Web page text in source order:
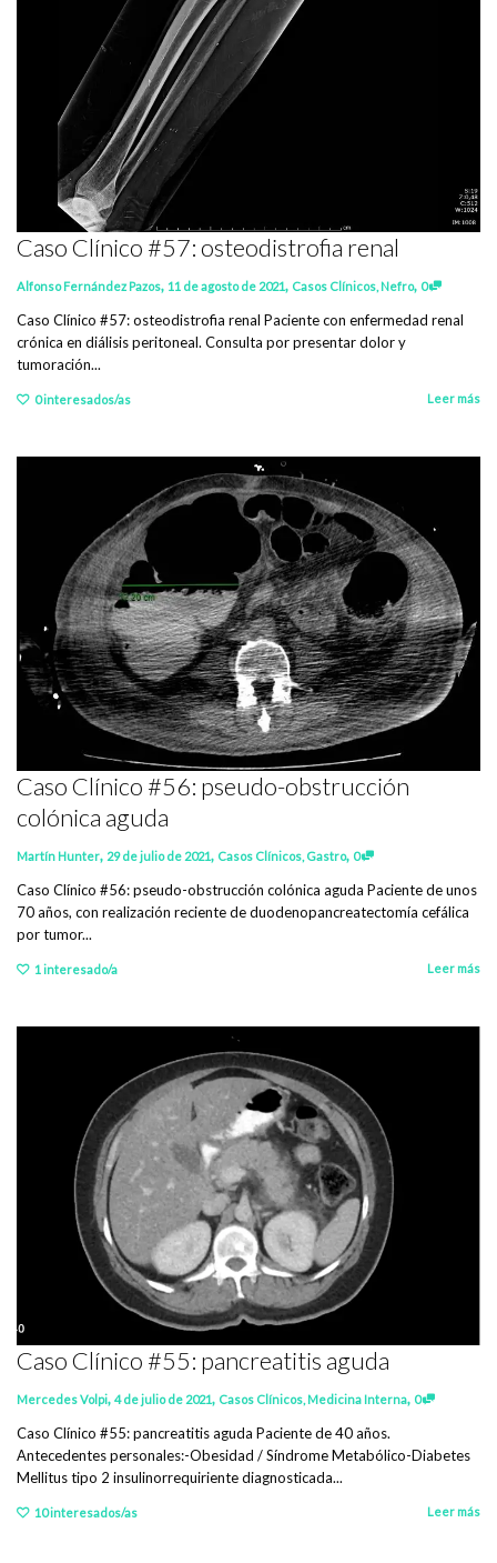
Caso Clínico #57: osteodistrofia renal
Alfonso Fernández Pazos, 11 de agosto de 2021, Casos Clínicos, Nefro, 0
Caso Clínico #57: osteodistrofia renal Paciente con enfermedad renal
crónica en diálisis peritoneal. Consulta por presentar dolor y
tumoración...
0interesados/as Leer más
Caso Clínico #56: pseudo-obstrucción
colónica aguda
Martín Hunter, 29 de julio de 2021, Casos Clínicos Gastro, 0
Caso Clínico #56: pseudo-obstrucción colónica aguda Paciente de unos
70 años, con realización reciente de duodenopancreatectomía cefálica
por tumor...
1interesado/a Leer más
Caso Clínico #55: pancreatitis aguda
Mercedes Volpi, 4 de julio de 2021, Casos Clínicos, Medicina Interna, 0
Caso Clínico #55: pancreatitis aguda Paciente de 40 años.
Antecedentes personales:-Obesidad / Síndrome Metabólico-Diabetes
Mellitus tipo 2 insulinorrequiriente diagnosticada...
10interesados/as Leer más